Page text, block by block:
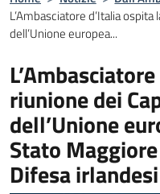
L’Ambasciatore d’Italia
dell’Unione europea...
riunione dei
dell’Unione
Stato
Difesa irlandesi